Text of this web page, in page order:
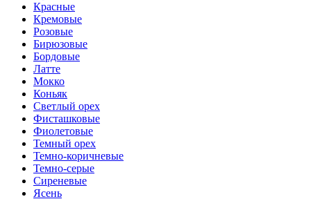
Красные
Кремовые
Розовые
Бирюзовые
Бордовые
Латте
Мокко
Коньяк
Светлый орех
Фисташковые
Фиолетовые
Темный орех
Темно-коричневые
Темно-серые
Сиреневые
Ясень